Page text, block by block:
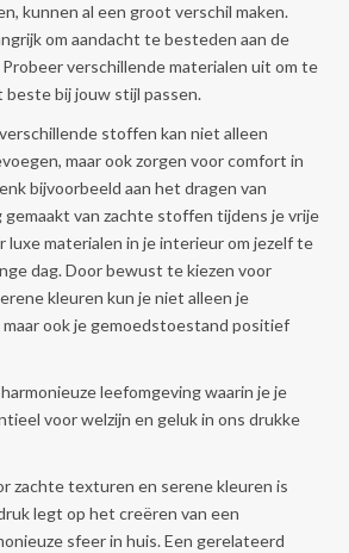
kunnen al een groot verschil maken.
om aandacht te besteden aan de
verschillende materialen uit om te
bij jouw stijl passen.
stoffen kan niet alleen
maar ook zorgen voor comfort in
bijvoorbeeld aan het dragen van
van zachte stoffen tijdens je vrije
luxe materialen in je interieur om jezelf te
dag. Door bewust te kiezen voor
kleuren kun je niet alleen je
ook je gemoedstoestand positief
leefomgeving waarin je je
voor welzijn en geluk in ons drukke
zachte texturen en serene kleuren is
legt op het creëren van een
sfeer in huis. Een gerelateerd